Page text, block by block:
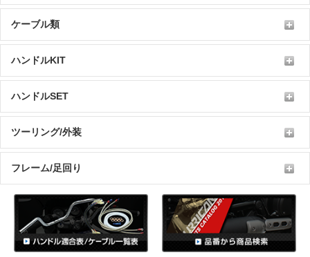
ケーブル類
ハンドルKIT
ハンドルSET
ツーリング/外装
フレーム/足回り